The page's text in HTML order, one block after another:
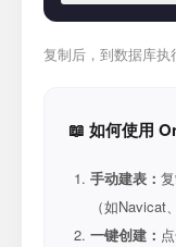
复制后，到数据库执
📖 如何使用
手动建表：
（如
一键创建：